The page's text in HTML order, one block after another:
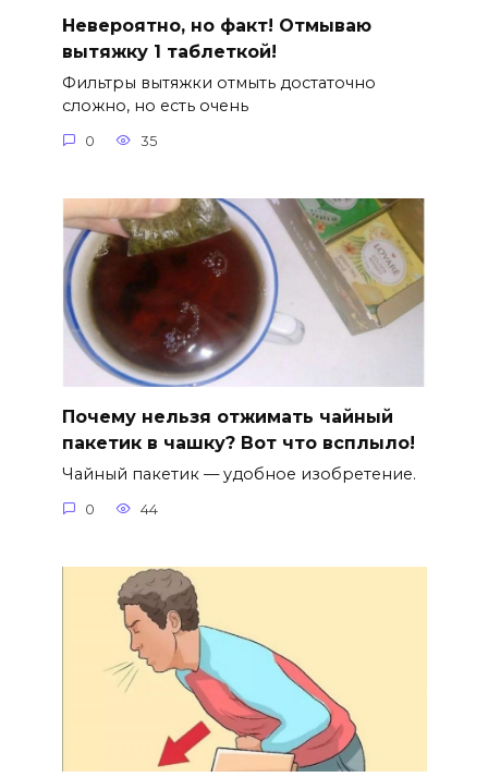
Невероятно, но факт! Отмываю
вытяжку 1 таблеткой!
Фильтры вытяжки отмыть достаточно
сложно, но есть очень
0 35
Почему нельзя отжимать чайный
пакетик в чашку? Вот что всплыло!
Чайный пакетик — удобное изобретение.
0 44